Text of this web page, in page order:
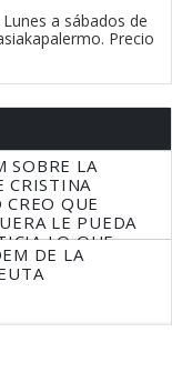
a sábados de
Precio
SOBRE LA
CRISTINA
QUE
LE PUEDA
LO QUE
DE LA